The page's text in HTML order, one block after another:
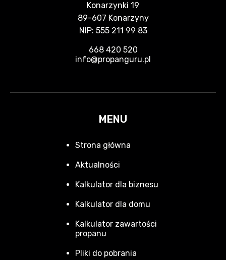
Konarzynki 19
89-607 Konarzyny
NIP: 555 211 99 83
668 420 520
info@propanguru.pl
MENU
Strona główna
Aktualności
Kalkulator dla biznesu
Kalkulator dla domu
Kalkulator zawartości
propanu
Pliki do pobrania